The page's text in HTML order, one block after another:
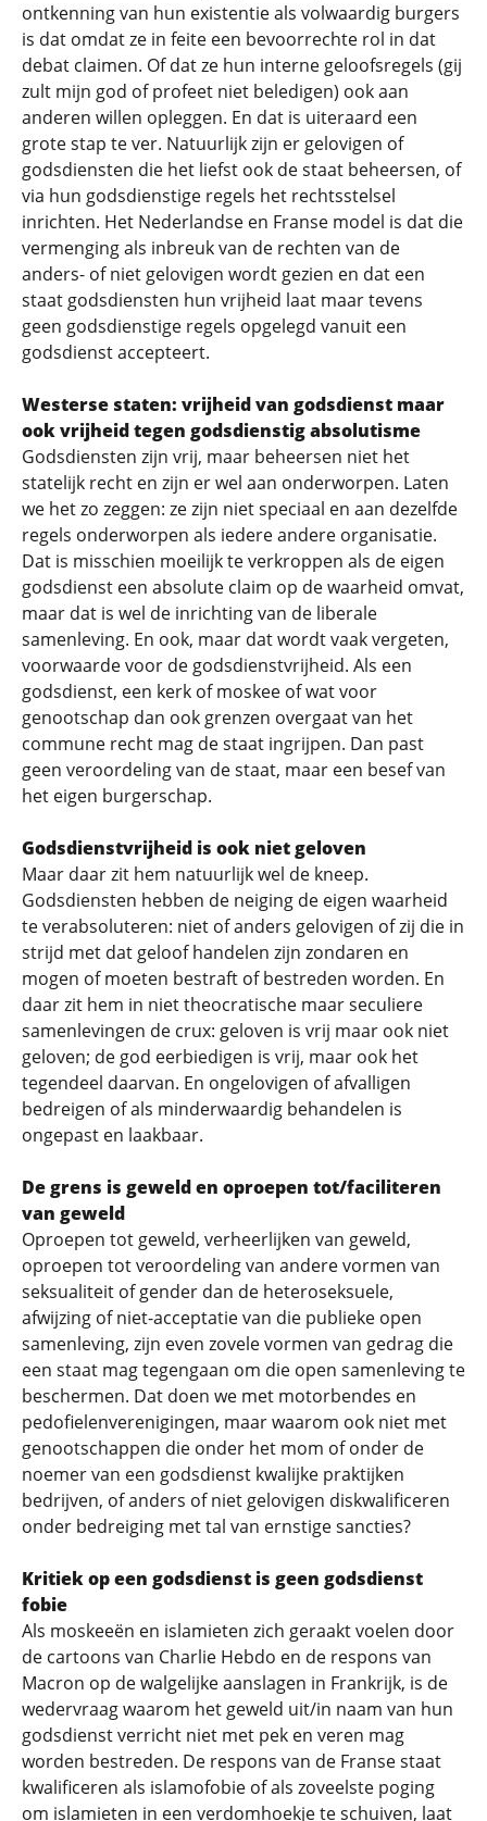
ontkenning van hun existentie als volwaardig burgers
is dat omdat ze in feite een bevoorrechte rol in dat
debat claimen. Of dat ze hun interne geloofsregels (gij
zult mijn god of profeet niet beledigen) ook aan
anderen willen opleggen. En dat is uiteraard een
grote stap te ver. Natuurlijk zijn er gelovigen of
godsdiensten die het liefst ook de staat beheersen, of
via hun godsdienstige regels het rechtsstelsel
inrichten. Het Nederlandse en Franse model is dat die
vermenging als inbreuk van de rechten van de
anders- of niet gelovigen wordt gezien en dat een
staat godsdiensten hun vrijheid laat maar tevens
geen godsdienstige regels opgelegd vanuit een
godsdienst accepteert.
Westerse staten: vrijheid van godsdienst maar
ook vrijheid tegen godsdienstig absolutisme
Godsdiensten zijn vrij, maar beheersen niet het
statelijk recht en zijn er wel aan onderworpen. Laten
we het zo zeggen: ze zijn niet speciaal en aan dezelfde
regels onderworpen als iedere andere organisatie.
Dat is misschien moeilijk te verkroppen als de eigen
godsdienst een absolute claim op de waarheid omvat,
maar dat is wel de inrichting van de liberale
samenleving. En ook, maar dat wordt vaak vergeten,
voorwaarde voor de godsdienstvrijheid. Als een
godsdienst, een kerk of moskee of wat voor
genootschap dan ook grenzen overgaat van het
commune recht mag de staat ingrijpen. Dan past
geen veroordeling van de staat, maar een besef van
het eigen burgerschap.
Godsdienstvrijheid is ook niet geloven
Maar daar zit hem natuurlijk wel de kneep.
Godsdiensten hebben de neiging de eigen waarheid
te verabsoluteren: niet of anders gelovigen of zij die in
strijd met dat geloof handelen zijn zondaren en
mogen of moeten bestraft of bestreden worden. En
daar zit hem in niet theocratische maar seculiere
samenlevingen de crux: geloven is vrij maar ook niet
geloven; de god eerbiedigen is vrij, maar ook het
tegendeel daarvan. En ongelovigen of afvalligen
bedreigen of als minderwaardig behandelen is
ongepast en laakbaar.
De grens is geweld en oproepen tot/faciliteren
van geweld
Oproepen tot geweld, verheerlijken van geweld,
oproepen tot veroordeling van andere vormen van
seksualiteit of gender dan de heteroseksuele,
afwijzing of niet-acceptatie van die publieke open
samenleving, zijn even zovele vormen van gedrag die
een staat mag tegengaan om die open samenleving te
beschermen. Dat doen we met motorbendes en
pedofielenverenigingen, maar waarom ook niet met
genootschappen die onder het mom of onder de
noemer van een godsdienst kwalijke praktijken
bedrijven, of anders of niet gelovigen diskwalificeren
onder bedreiging met tal van ernstige sancties?
Kritiek op een godsdienst is geen godsdienst
fobie
Als moskeeën en islamieten zich geraakt voelen door
de cartoons van Charlie Hebdo en de respons van
Macron op de walgelijke aanslagen in Frankrijk, is de
wedervraag waarom het geweld uit/in naam van hun
godsdienst verricht niet met pek en veren mag
worden bestreden. De respons van de Franse staat
kwalificeren als islamofobie of als zoveelste poging
om islamieten in een verdomhoekje te schuiven, laat